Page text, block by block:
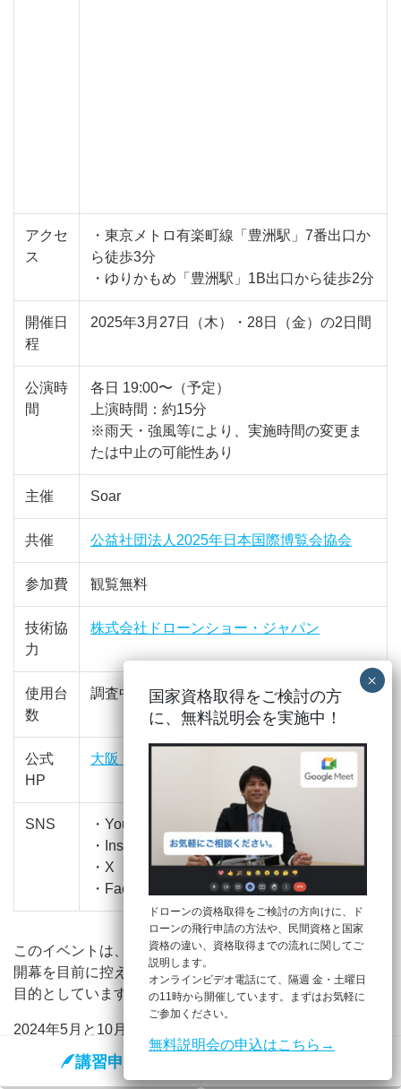
アクセ
ス
・東京メトロ有楽町線「豊洲駅」7番出口か
ら徒歩3分
・ゆりかもめ「豊洲駅」1B出口から徒歩2分
開催日
程
2025年3月27日（木）・28日（金）の2日間
公演時
間
各日 19:00〜（予定）
上演時間：約15分
※雨天・強風等により、実施時間の変更ま
たは中止の可能性あり
主催 Soar
共催 公益社団法人2025年日本国際博覧会協会
参加費 観覧無料
技術協
力
株式会社ドローンショー・ジャパン
使用台
数
調査中
公式
HP
大阪・関西万博公式Webサイト
SNS ・YouTube：
こちら
・Instagram：こちら
・X（旧Twitter）：こちら
・Facebook：
こちら
このイベントは、2025年に開催される大阪・関西万博の
開幕を目前に控え、盛り上がりを首都圏でも広げることを
目的としています。
2024年5月と10月に大阪市内で行われ、多くの観客から好
評を得た同ショーが、今回は東京の夜空を舞台に繰り広げ
られます。
講習申込
国家資格取得をご検討の方
に、 無料説明会を実施中！
ドローンの資格取得をご検討の方向けに、ド
ローンの飛行申請の方法や、民間資格と国家
資格の違い、資格取得までの流れに関してご
説明します。
オンラインビデオ電話にて、隔週 金・土曜日
の11時から開催しています。まずはお気軽に
ご参加ください。
無料説明会の申込はこちら→